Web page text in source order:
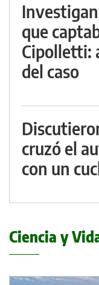
que
Cipolletti:
del caso
cruzó el
con un
Ciencia y